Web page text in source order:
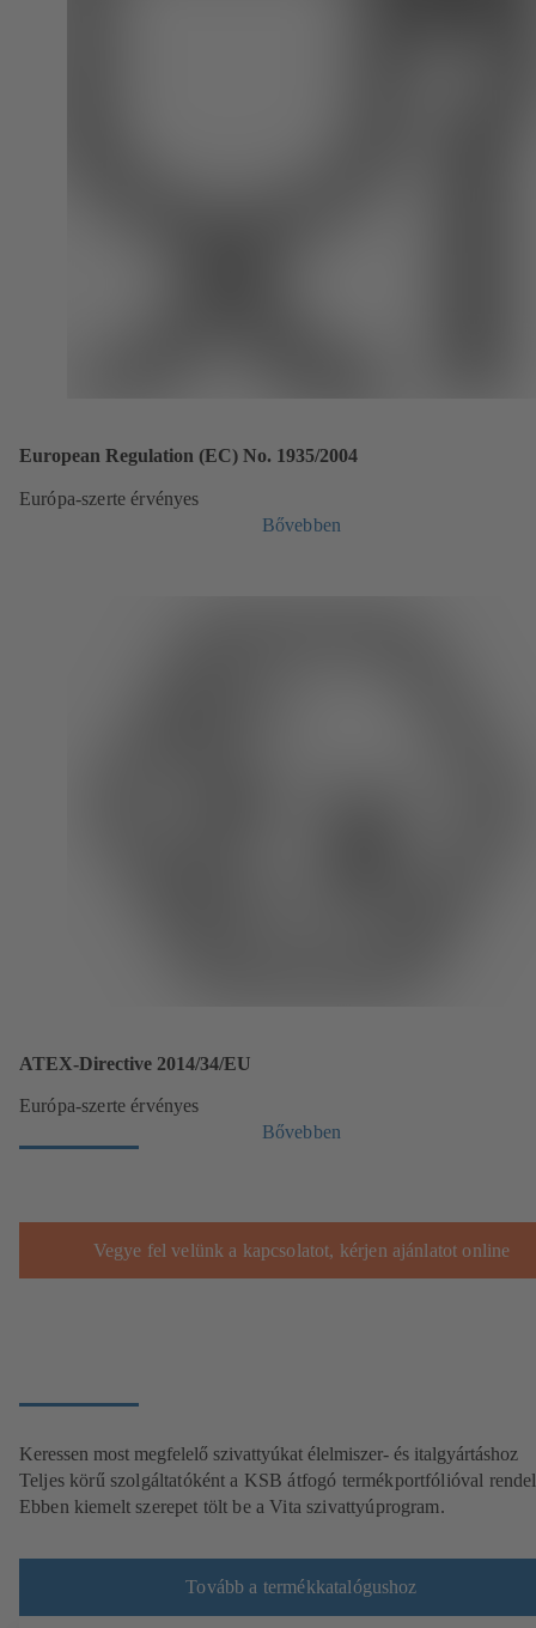
European Regulation (EC) No. 1935/2004
Európa-szerte érvényes
Bővebben
ATEX-Directive 2014/34/EU
Európa-szerte érvényes
Bővebben
Vegye fel velünk a kapcsolatot, kérjen ajánlatot online
Keressen most megfelelő szivattyúkat élelmiszer- és italgyártáshoz
Teljes körű szolgáltatóként a KSB átfogó termékportfólióval
Ebben kiemelt szerepet tölt be a Vita szivattyúprogram.
Tovább a termékkatalógushoz